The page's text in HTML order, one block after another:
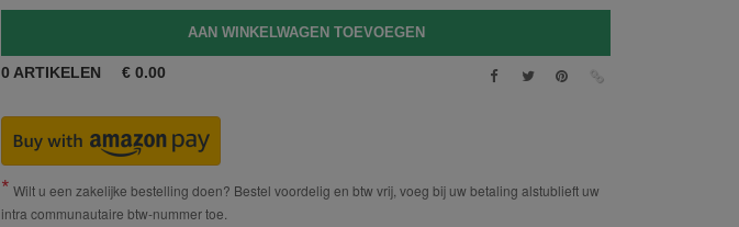
0 ARTIKELEN € 0.00
Wilt u een zakelijke bestelling doen? Bestel voordelig en btw vrij, voeg bij uw betaling alstublieft uw
intra communautaire btw-nummer toe.